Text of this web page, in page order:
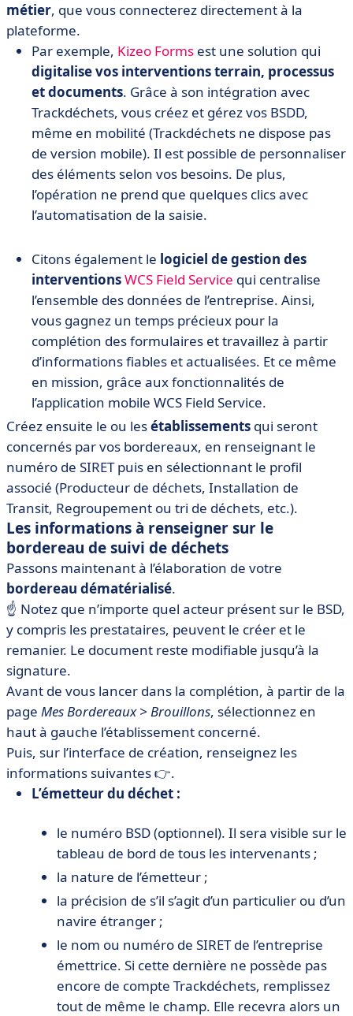
métier, que vous connecterez directement à la
plateforme.
Par exemple, Kizeo Forms est une solution qui
digitalise vos interventions terrain, processus
et documents. Grâce à son intégration avec
Trackdéchets, vous créez et gérez vos BSDD,
même en mobilité (Trackdéchets ne dispose pas
de version mobile). Il est possible de personnaliser
des éléments selon vos besoins. De plus,
l’opération ne prend que quelques clics avec
l’automatisation de la saisie.
Citons également le logiciel de gestion des
interventionsWCS Field Service qui centralise
l’ensemble des données de l’entreprise. Ainsi,
vous gagnez un temps précieux pour la
complétion des formulaires et travaillez à partir
d’informations fiables et actualisées. Et ce même
en mission, grâce aux fonctionnalités de
l’application mobile WCS Field Service.
Créez ensuite le ou lesétablissements qui seront
concernés par vos bordereaux, en renseignant le
numéro de SIRET puis en sélectionnant le profil
associé (Producteur de déchets, Installation de
Transit, Regroupement ou tri de déchets, etc.).
Les informations à renseigner sur le
bordereau de suivi de déchets
Passons maintenant à l’élaboration de votre
bordereau dématérialisé.
☝️ Notez que n’importe quel acteur présent sur le BSD,
y compris les prestataires, peuvent le créer et le
remanier. Le document reste modifiable jusqu’à la
signature.
Avant de vous lancer dans la complétion, à partir de la
page Mes Bordereaux > Brouillons, sélectionnez en
haut à gauche l’établissement concerné.
Puis, sur l’interface de création, renseignez les
informations suivantes 👉.
L’émetteur du déchet :
le numéro BSD (optionnel). Il sera visible sur le
tableau de bord de tous les intervenants ;
la nature de l’émetteur ;
la précision de s’il s’agit d’un particulier ou d’un
navire étranger ;
le nom ou numéro de SIRET de l’entreprise
émettrice. Si cette dernière ne possède pas
encore de compte Trackdéchets, remplissez
tout de même le champ. Elle recevra alors un